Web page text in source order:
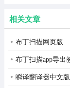
相关文章
布丁扫描网页版
布丁扫描app导出
瞬译翻译器中文